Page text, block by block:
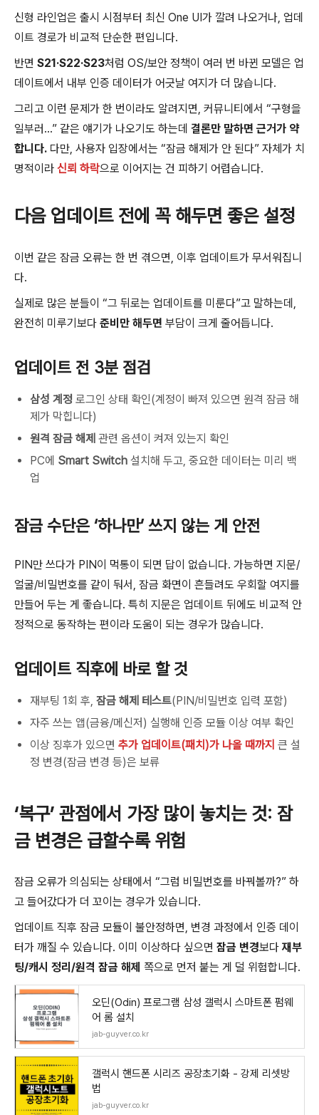
신형 라인업은 출시 시점부터 최신 One UI가 깔려 나오거나, 업데
이트 경로가 비교적 단순한 편입니다.
반면 S21·S22·S23처럼 OS/보안 정책이 여러 번 바뀐 모델은 업
데이트에서 내부 인증 데이터가 어긋날 여지가 더 많습니다.
그리고 이런 문제가 한 번이라도 알려지면, 커뮤니티에서 “구형을
일부러…” 같은 얘기가 나오기도 하는데 결론만 말하면 근거가 약
합니다. 다만, 사용자 입장에서는 “잠금 해제가 안 된다” 자체가 치
명적이라 신뢰 하락으로 이어지는 건 피하기 어렵습니다.
다음 업데이트 전에 꼭 해두면 좋은 설정
이번 같은 잠금 오류는 한 번 겪으면, 이후 업데이트가 무서워집니
다.
실제로 많은 분들이 “그 뒤로는 업데이트를 미룬다”고 말하는데,
완전히 미루기보다 준비만 해두면 부담이 크게 줄어듭니다.
업데이트 전 3분 점검
삼성 계정 로그인 상태 확인(계정이 빠져 있으면 원격 잠금 해
제가 막힙니다)
원격 잠금 해제 관련 옵션이 켜져 있는지 확인
PC에 Smart Switch 설치해 두고, 중요한 데이터는 미리 백
업
잠금 수단은 ‘하나만’ 쓰지 않는 게 안전
PIN만 쓰다가 PIN이 먹통이 되면 답이 없습니다. 가능하면 지문/
얼굴/비밀번호를 같이 둬서, 잠금 화면이 흔들려도 우회할 여지를
만들어 두는 게 좋습니다. 특히 지문은 업데이트 뒤에도 비교적 안
정적으로 동작하는 편이라 도움이 되는 경우가 많습니다.
업데이트 직후에 바로 할 것
재부팅 1회 후, 잠금 해제 테스트(PIN/비밀번호 입력 포함)
자주 쓰는 앱(금융/메신저) 실행해 인증 모듈 이상 여부 확인
이상 징후가 있으면 추가 업데이트(패치)가 나올 때까지 큰 설
정 변경(잠금 변경 등)은 보류
‘복구’ 관점에서 가장 많이 놓치는 것: 잠
금 변경은 급할수록 위험
잠금 오류가 의심되는 상태에서 “그럼 비밀번호를 바꿔볼까?” 하
고 들어갔다가 더 꼬이는 경우가 있습니다.
업데이트 직후 잠금 모듈이 불안정하면, 변경 과정에서 인증 데이
터가 깨질 수 있습니다. 이미 이상하다 싶으면 잠금 변경보다 재부
팅/캐시 정리/원격 잠금 해제 쪽으로 먼저 붙는 게 덜 위험합니다.
오딘(Odin) 프로그램 삼성 갤럭시 스마트폰 펌웨
어 롬 설치
jab-guyver.co.kr
갤럭시 핸드폰 시리즈 공장초기화 - 강제 리셋방
법
jab-guyver.co.kr